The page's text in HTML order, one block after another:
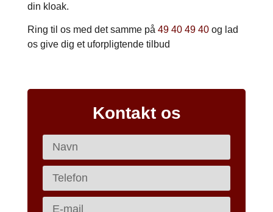
din kloak.
Ring til os med det samme på 49 40 49 40og lad
os give dig et uforpligtende tilbud
Kontakt os